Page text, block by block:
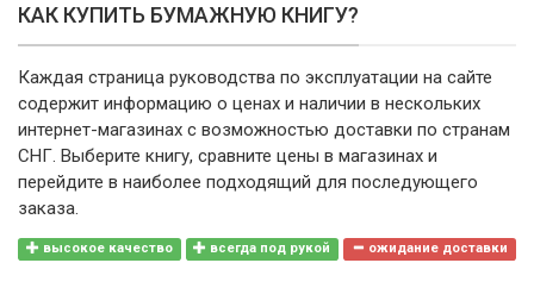
КАК КУПИТЬ БУМАЖНУЮ КНИГУ?
Каждая страница руководства по эксплуатации на сайте
содержит информацию о ценах и наличии в нескольких
интернет-магазинах с возможностью доставки по странам
СНГ. Выберите книгу, сравните цены в магазинах и
перейдите в наиболее подходящий для последующего
заказа.
высокое качество всегда под рукой ожидание доставки